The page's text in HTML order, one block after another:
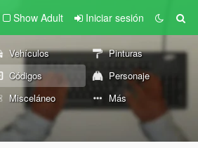
Show Adult Iniciar sesión
Vehículos
Pinturas
Códigos
Personaje
Misceláneo Más